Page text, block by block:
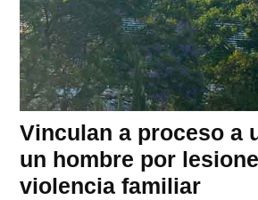
Vinculan a proceso a
un hombre por
violencia familiar